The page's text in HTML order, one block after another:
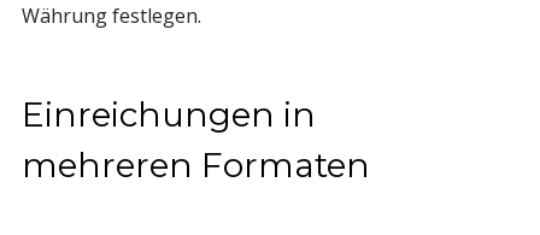
Währung festlegen.
Einreichungen in
mehreren Formaten